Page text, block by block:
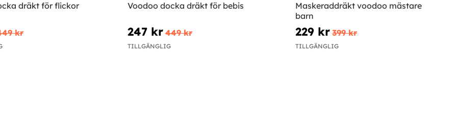
dräkt för flickor
kr
Voodoo docka dräkt för bebis
247 kr 449 kr
TILLGÄNGLIG
Maskeraddräkt voodoo mästare
barn
229 kr 399 kr
TILLGÄNGLIG